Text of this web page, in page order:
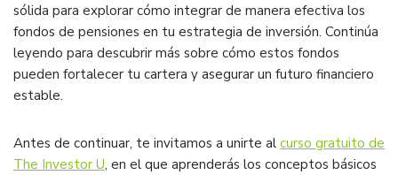
sólida para explorar cómo integrar de manera efectiva los
fondos de pensiones en tu estrategia de inversión. Continúa
leyendo para descubrir más sobre cómo estos fondos
pueden fortalecer tu cartera y asegurar un futuro financiero
estable.
Antes de continuar, te invitamos a unirte al curso gratuito de
The Investor U, en el que aprenderás los conceptos básicos